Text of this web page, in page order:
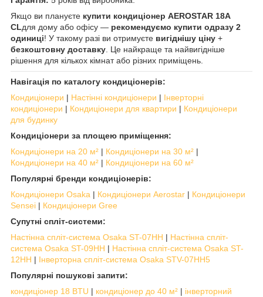
Якщо ви плануєте купити кондиціонер AEROSTAR 18A
CLдля дому або офісу — рекомендуємо купити одразу 2
одиниці! У такому разі ви отримуєте вигіднішу ціну +
безкоштовну доставку. Це найкраще та найвигідніше
рішення для кількох кімнат або різних приміщень.
Навігація по каталогу кондиціонерів:
Кондиціонери | Настінні кондиціонери | Інверторні
кондиціонери | Кондиціонери для квартири | Кондиціонери
для будинку
Кондиціонери за площею приміщення:
Кондиціонери на 20 м² | Кондиціонери на 30 м² |
Кондиціонери на 40 м² | Кондиціонери на 60 м²
Популярні бренди кондиціонерів:
Кондиціонери Osaka | Кондиціонери Aerostar | Кондиціонери
Sensei | Кондиціонери Gree
Супутні спліт-системи:
Настінна спліт-система Osaka ST-07HH | Настінна спліт-
система Osaka ST-09HH | Настінна спліт-система Osaka ST-
12HH | Інверторна спліт-система Osaka STV-07HH5
Популярні пошукові запити:
кондиціонер 18 BTU | кондиціонер до 40 м² | інверторний